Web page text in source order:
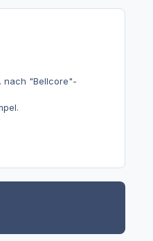
nach "Bellcore"-